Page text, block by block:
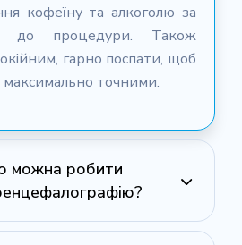
кофеїну та алкоголю за
до процедури. Також
гарно поспати, щоб
максимально точними.
можна робити